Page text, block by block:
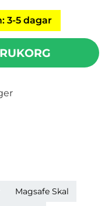
3-5 dagar
Magsafe Skal